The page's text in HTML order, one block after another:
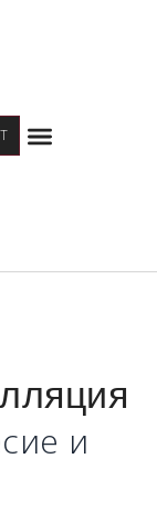
Menu
и